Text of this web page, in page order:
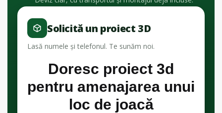
Solicită un proiect 3D
Lasă numele și telefonul. Te sunăm noi.
Doresc proiect 3d
pentru amenajarea unui
loc de joacă